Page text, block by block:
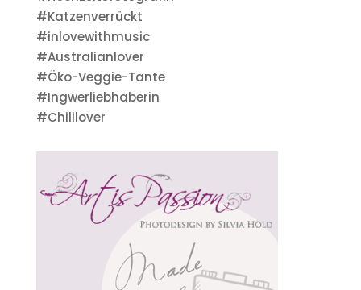
#Katzenverrückt
#inlovewithmusic
#Australianlover
#Öko-Veggie-Tante
#Ingwerliebhaberin
#Chililover